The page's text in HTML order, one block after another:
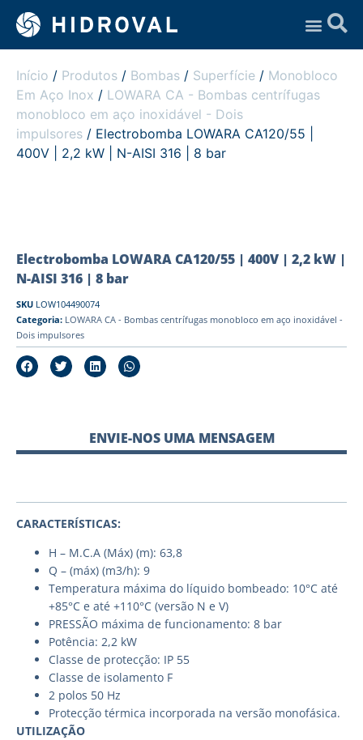
Início / Produtos / Bombas / Superfície / Monobloco
Em Aço Inox / LOWARA CA - Bombas centrífugas
monobloco em aço inoxidável - Dois
impulsores / Electrobomba LOWARA CA120/55 |
400V | 2,2 kW | N-AISI 316 | 8 bar
Electrobomba LOWARA CA120/55 | 400V | 2,2 kW |
N-AISI 316 | 8 bar
SKU LOW104490074
Categoria: LOWARA CA - Bombas centrífugas monobloco em aço inoxidável -
Dois impulsores
ENVIE-NOS UMA MENSAGEM
CARACTERÍSTICAS:
H – M.C.A (Máx) (m): 63,8
Q – (máx) (m3/h): 9
Temperatura máxima do líquido bombeado: 10°C até
+85°C e até +110°C (versão N e V)
PRESSÃO máxima de funcionamento: 8 bar
Potência: 2,2 kW
Classe de protecção: IP 55
Classe de isolamento F
2 polos 50 Hz
Protecção térmica incorporada na versão monofásica.
UTILIZAÇÃO